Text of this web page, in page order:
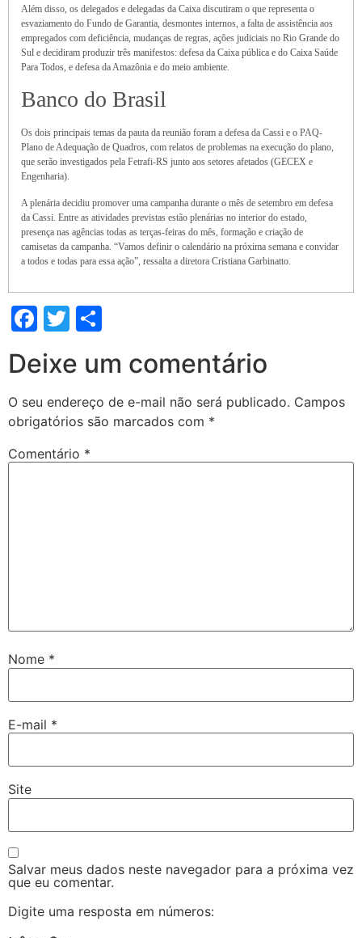
Além disso, os delegados e delegadas da Caixa discutiram o que representa o
esvaziamento do Fundo de Garantia, desmontes internos, a falta de assistência aos
empregados com deficiência, mudanças de regras, ações judiciais no Rio Grande do
Sul e decidiram produzir três manifestos: defesa da Caixa pública e do Caixa Saúde
Para Todos, e defesa da Amazônia e do meio ambiente.
Banco do Brasil
Os dois principais temas da pauta da reunião foram a defesa da Cassi e o PAQ-
Plano de Adequação de Quadros, com relatos de problemas na execução do plano,
que serão investigados pela Fetrafi-RS junto aos setores afetados (GECEX e
Engenharia).
A plenária decidiu promover uma campanha durante o mês de setembro em defesa
da Cassi. Entre as atividades previstas estão plenárias no interior do estado,
presença nas agências todas as terças-feiras do mês, formação e criação de
camisetas da campanha. “Vamos definir o calendário na próxima semana e convidar
a todos e todas para essa ação”, ressalta a diretora Cristiana Garbinatto.
Facebook
Twitter
Deixe um comentário
O seu endereço de e-mail não será publicado. Campos
obrigatórios são marcados com *
Comentário *
Nome *
E-mail *
Site
Salvar meus dados neste navegador para a próxima vez
que eu comentar.
Digite uma resposta em números: